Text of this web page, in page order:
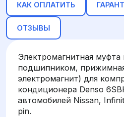
КАК ОПЛАТИТЬ
ОТЗЫВЫ
Электромагнитная
подшипником,
электромагнит) для
кондиционера Denso
автомобилей Nissan,
pin.